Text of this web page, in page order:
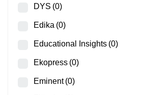
DYS (0)
Edika (0)
Educational Insights (0)
Ekopress (0)
Eminent (0)